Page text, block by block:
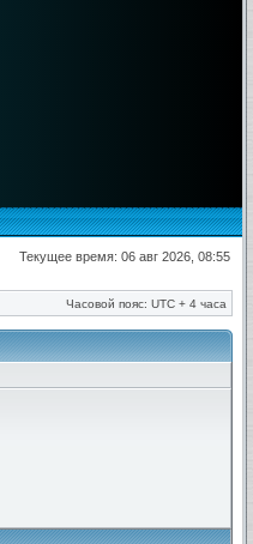
Текущее время: 06 авг 2026, 08:55
Часовой пояс: UTC + 4 часа